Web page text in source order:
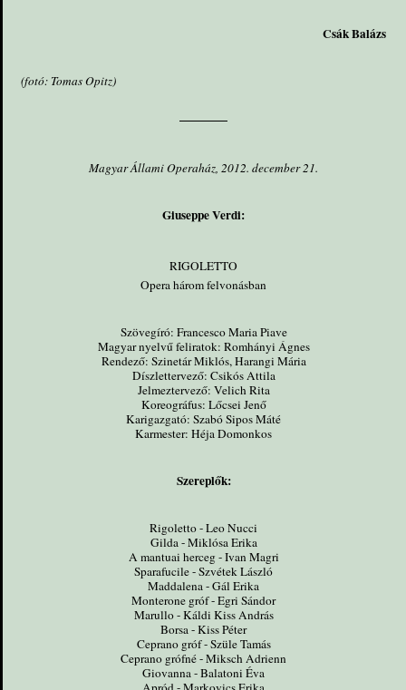
Csák Balázs
(fotó: Tomas Opitz)
Magyar Állami Operaház, 2012. december 21.
Giuseppe Verdi:
RIGOLETTO
Opera három felvonásban
Szövegíró: Francesco Maria Piave
Magyar nyelvű feliratok: Romhányi Ágnes
Rendező: Szinetár Miklós, Harangi Mária
Díszlettervező: Csikós Attila
Jelmeztervező: Velich Rita
Koreográfus: Lőcsei Jenő
Karigazgató: Szabó Sipos Máté
Karmester: Héja Domonkos
Szereplők:
Rigoletto - Leo Nucci
Gilda - Miklósa Erika
A mantuai herceg - Ivan Magri
Sparafucile - Szvétek László
Maddalena - Gál Erika
Monterone gróf - Egri Sándor
Marullo - Káldi Kiss András
Borsa - Kiss Péter
Ceprano gróf - Szüle Tamás
Ceprano grófné - Miksch Adrienn
Giovanna - Balatoni Éva